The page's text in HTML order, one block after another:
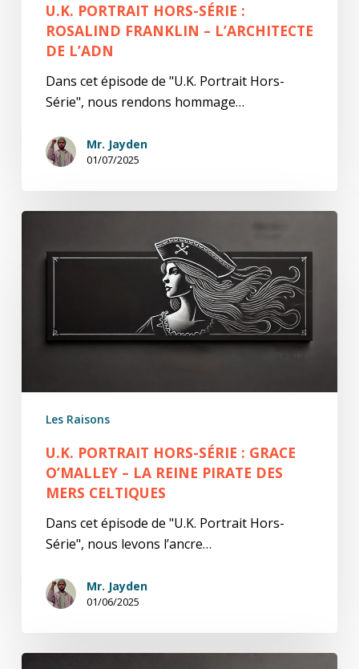
U.K. PORTRAIT HORS-SÉRIE :
ROSALIND FRANKLIN – L’ARCHITECTE
DE L’ADN
Dans cet épisode de "U.K. Portrait Hors-
Série", nous rendons hommage…
Mr. Jayden
01/07/2025
Hors-
Grace
O’Malley
Pirate
Mers
Celtiques
Les Raisons
U.K. PORTRAIT HORS-SÉRIE : GRACE
O’MALLEY – LA REINE PIRATE DES
MERS CELTIQUES
Dans cet épisode de "U.K. Portrait Hors-
Série", nous levons l’ancre…
Mr. Jayden
01/06/2025